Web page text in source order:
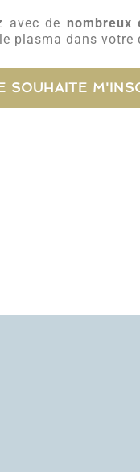
avec de nombreux
plasma dans votre
SOUHAITE